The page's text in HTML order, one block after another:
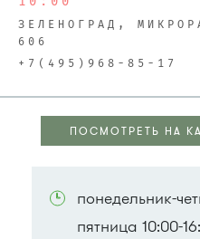
ЗЕЛЕНОГРАД,
606
+7(495)968-85-17
ПОСМОТРЕТЬ НА
понедельник-
пятница 10:00-